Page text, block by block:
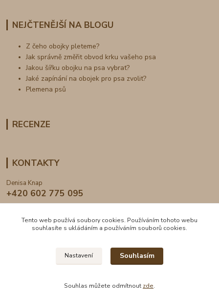
NEJČTENĚJŠÍ NA BLOGU
Z čeho obojky pleteme?
Jak správně změřit obvod krku vašeho psa
Jakou šířku obojku na psa vybrat?
Jaké zapínání na obojek pro psa zvolit?
Plemena psů
RECENZE
KONTAKTY
Denisa Knap
+420 602 775 095
2024 © DogDen.cz, všechna práva vyhrazena
Tento web používá soubory cookies. Používáním tohoto webu
souhlasíte s ukládáním a používáním souborů cookies.
Nastavení Souhlasím
Souhlas můžete odmítnout zde.